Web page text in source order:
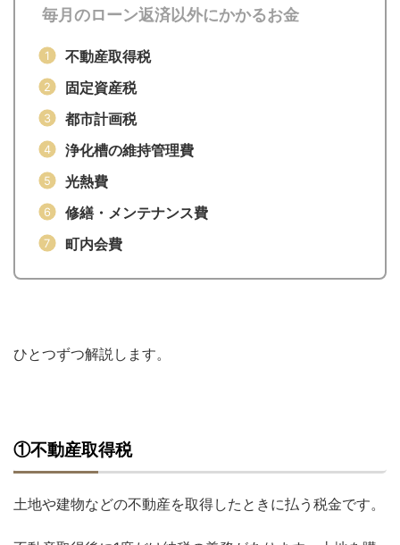
毎月のローン返済以外にかかるお金
不動産取得税
固定資産税
都市計画税
浄化槽の維持管理費
光熱費
修繕・メンテナンス費
町内会費
ひとつずつ解説します。
①不動産取得税
土地や建物などの不動産を取得したときに払う税金です。